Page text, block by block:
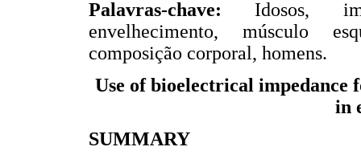
Palavras-chave: Idosos,
envelhecimento, músculo
composição corporal, homens.
Use of bioelectrical impedance
in
SUMMARY